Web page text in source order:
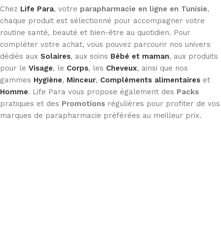
Chez Life Para, votre parapharmacie en ligne en Tunisie,
chaque produit est sélectionné pour accompagner votre
routine santé, beauté et bien-être au quotidien. Pour
compléter votre achat, vous pouvez parcourir nos univers
dédiés aux Solaires, aux soins Bébé et maman, aux produits
pour le Visage, le Corps, les Cheveux, ainsi que nos
gammes Hygiène, Minceur, Compléments alimentaires et
Homme. Life Para vous propose également des Packs
pratiques et des Promotions régulières pour profiter de vos
marques de parapharmacie préférées au meilleur prix.